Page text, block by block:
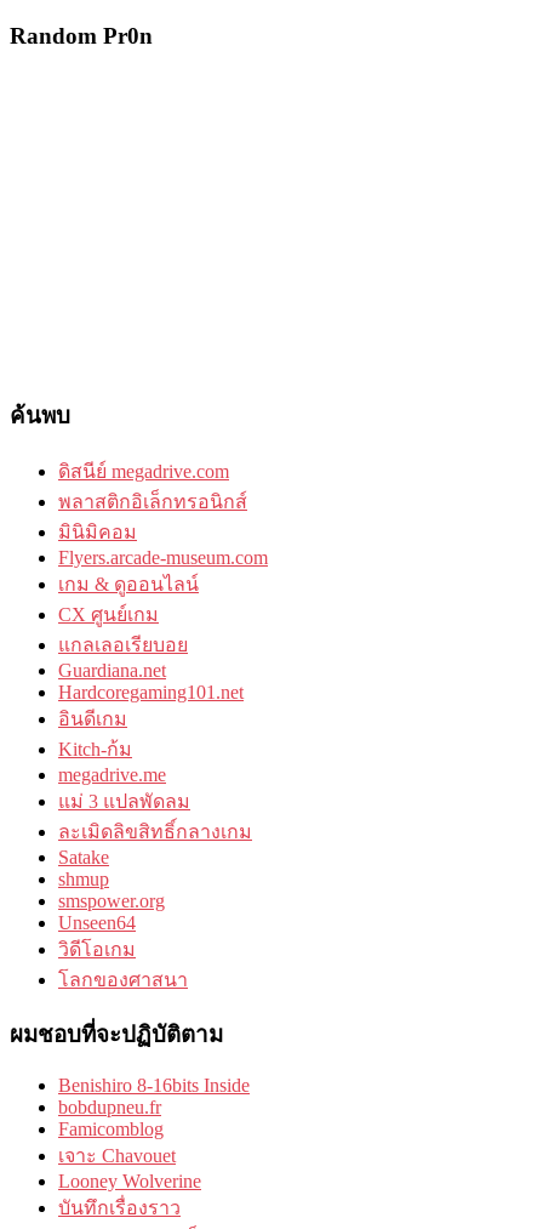
Random Pr0n
ค้นพบ
ดิสนีย์ megadrive.com
พลาสติกอิเล็กทรอนิกส์
มินิมิคอม
Flyers.arcade-museum.com
เกม & ดูออนไลน์
CX ศูนย์เกม
แกลเลอเรียบอย
Guardiana.net
Hardcoregaming101.net
อินดีเกม
Kitch-ก้ม
megadrive.me
แม่ 3 แปลพัดลม
ละเมิดลิขสิทธิ์กลางเกม
Satake
shmup
smspower.org
Unseen64
วิดีโอเกม
โลกของศาสนา
ผมชอบที่จะปฏิบัติตาม
Benishiro 8-16bits Inside
bobdupneu.fr
Famicomblog
เจาะ Chavouet
Looney Wolverine
บันทึกเรื่องราว